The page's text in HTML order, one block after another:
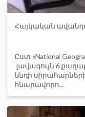
Հայկական
Ըստ «National
լավագույն 6
ննդի
հնարավորո...